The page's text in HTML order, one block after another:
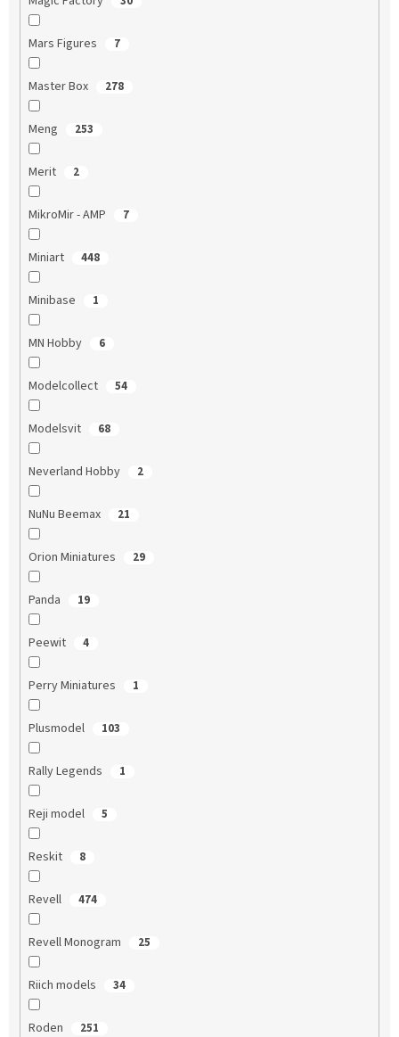
Mars Figures 7
Master Box 278
Meng 253
Merit 2
MikroMir - AMP 7
Miniart 448
Minibase 1
MN Hobby 6
Modelcollect 54
Modelsvit 68
Neverland Hobby 2
NuNu Beemax 21
Orion Miniatures 29
Panda 19
Peewit 4
Perry Miniatures 1
Plusmodel 103
Rally Legends 1
Reji model 5
Reskit 8
Revell 474
Revell Monogram 25
Riich models 34
Roden 251